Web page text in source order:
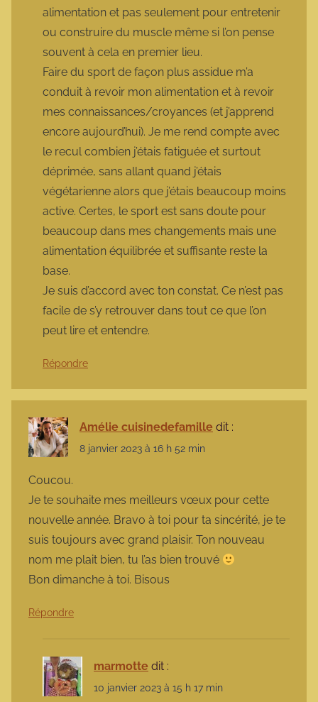
alimentation et pas seulement pour entretenir
ou construire du muscle même si l’on pense
souvent à cela en premier lieu.
Faire du sport de façon plus assidue m’a
conduit à revoir mon alimentation et à revoir
mes connaissances/croyances (et j’apprend
encore aujourd’hui). Je me rend compte avec
le recul combien j’étais fatiguée et surtout
déprimée, sans allant quand j’étais
végétarienne alors que j’étais beaucoup moins
active. Certes, le sport est sans doute pour
beaucoup dans mes changements mais une
alimentation équilibrée et suffisante reste la
base.
Je suis d’accord avec ton constat. Ce n’est pas
facile de s’y retrouver dans tout ce que l’on
peut lire et entendre.
Répondre
Amélie cuisinedefamille dit :
8 janvier 2023 à 16 h 52 min
Coucou.
Je te souhaite mes meilleurs vœux pour cette
nouvelle année. Bravo à toi pour ta sincérité, je te
suis toujours avec grand plaisir. Ton nouveau
nom me plait bien, tu l’as bien trouvé
Bon dimanche à toi. Bisous
Répondre
marmotte dit :
10 janvier 2023 à 15 h 17 min